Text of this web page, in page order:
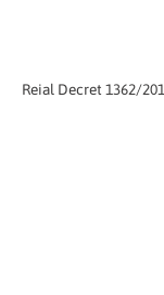
Reial Decret 1362/